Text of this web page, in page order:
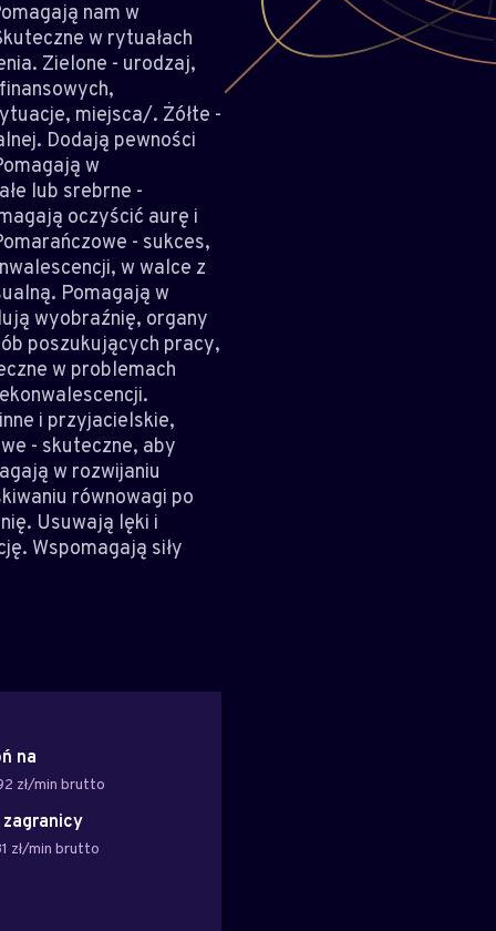
nam w
w rytuałach
Zielone - urodzaj,
miejsca/. Żółte -
Dodają pewności
w
lub srebrne -
oczyścić aurę i
- sukces,
w walce z
Pomagają w
wyobraźnię, organy
poszukujących pracy,
w problemach
i przyjacielskie,
- skuteczne, aby
w rozwijaniu
równowagi po
Usuwają lęki i
Wspomagają siły
na
zł/min brutto
zł/min brutto